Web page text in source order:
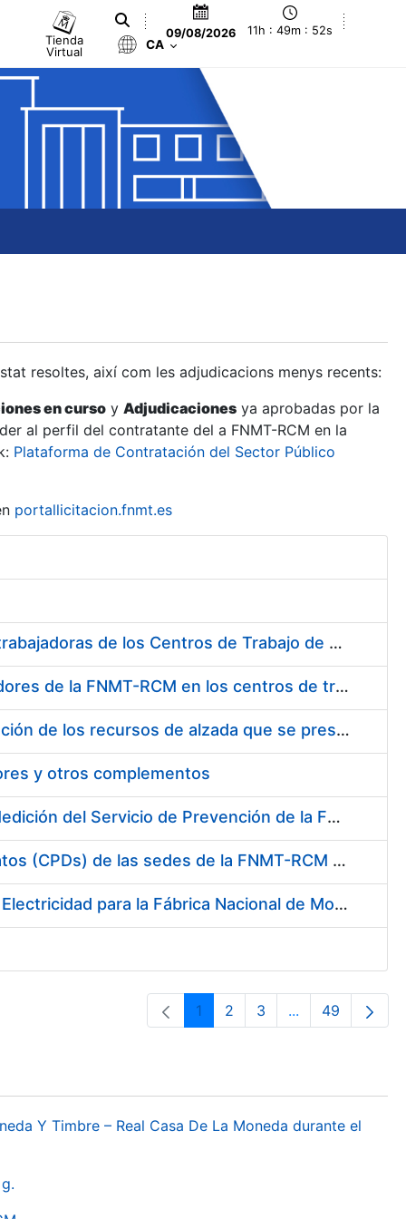
Tienda
Virtual
09/08/2026 11h : 49m : 53s
CA
resoltes, així com les adjudicacions menys recents:
en curso y Adjudicaciones ya aprobadas por la
al perfil del contratante del a FNMT-RCM en la
Plataforma de Contratación del Sector Público
portallicitacion.fnmt.es
Suministro de Protectores Auditivos a medida para las personas trabajadoras de los Centros de Trabajo de Madrid y Burgos
Suministro de gafas graduadas antiproyecciones para los trabajadores de la FNMT-RCM en los centros de trabajo de Madrid y Burgos
Servicios de una empresa externa para el asesoramiento y resolución de los recursos de alzada que se presentan relacionados con procesos de selección para la FNMT-RCM
y otros complementos
Servicio de Calibración y Verificación Externa de los Equipos de Medición del Servicio de Prevención de la FNMT-RCM
Conexión mediante Fibra Óptica de los Centros de Proceso de Datos (CPDs) de las sedes de la FNMT-RCM de Burgos y Madrid
Contratación de acuerdo marco para el Suministro de Material de Electricidad para la Fábrica Nacional de Moneda y Timbre-Real Casa de la Moneda en su centro de trabajo de Burgos
Pàgina
1 Pàgina
2 Pàgina
3 ...PàginesPàgina
49
Y Timbre – Real Casa De La Moneda durante el